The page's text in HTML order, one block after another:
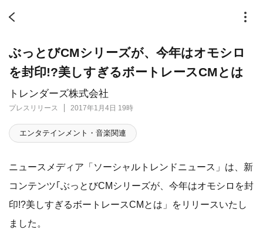
トレンダーズ株式会社
プレスリリース 2017年1月4日 19時
ぶっとびCMシリーズが、今年はオモシロ
を封印!?美しすぎるボートレースCMとは
エンタテインメント・音楽関連
ニュースメディア「ソーシャルトレンドニュース」は、新
コンテンツ｢ぶっとびCMシリーズが、今年はオモシロを封
印!?美しすぎるボートレースCMとは」をリリースいたし
ました。